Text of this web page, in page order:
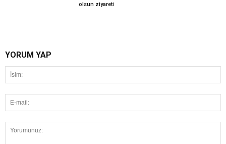
olsun ziyareti
YORUM YAP